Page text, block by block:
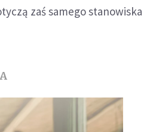
zaś samego stanowiska